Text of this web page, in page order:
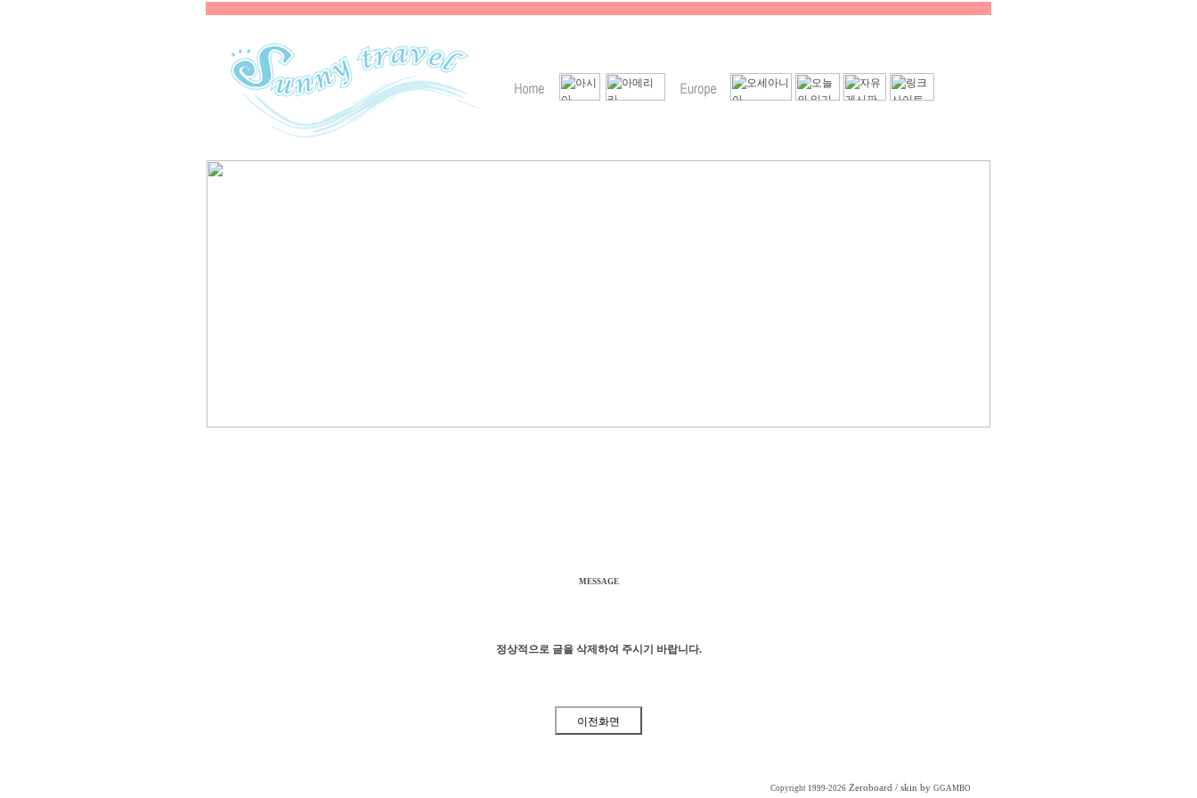
MESSAGE
정상적으로 글을 삭제하여 주시기 바랍니다.
Copyright 1999-2026 Zeroboard / skin by GGAMBO